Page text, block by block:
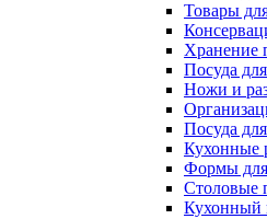
Товары
Хранение
Посуда
Ножи и
Посуда
Кухонные
Формы
Столовые
Кухонный